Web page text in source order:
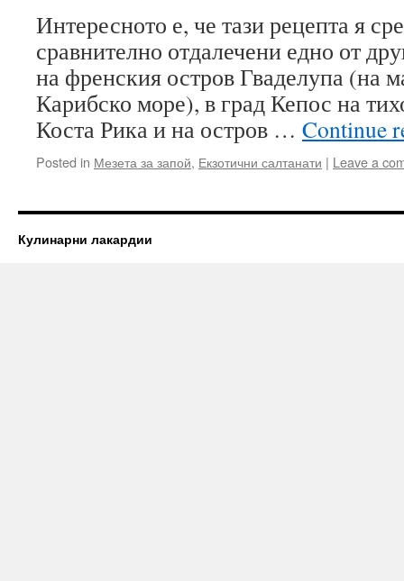
Интересното е, че тази рецепта я
сравнително отдалечени едно от
на френския остров Гваделупа (на
Карибско море), в град Кепос на
Коста Рика и на остров … Continue
Posted in Мезета за запой, Екзотични салтанати | Leave a
Кулинарни лакардии